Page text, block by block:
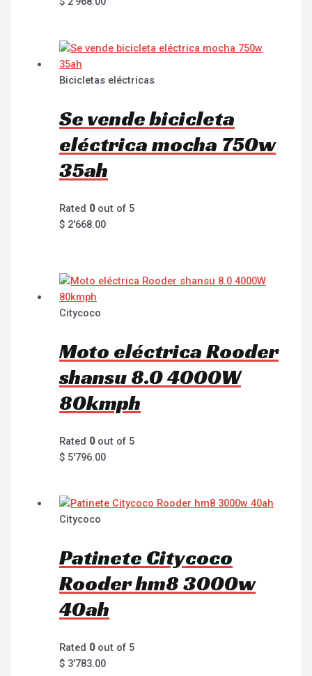
Bicicletas eléctricas
Se vende bicicleta
eléctrica mocha 750w
35ah
Rated 0out of 5
$ 2'668.00
Citycoco
Moto eléctrica Rooder
shansu 8.0 4000W
80kmph
Rated 0out of 5
$ 5'796.00
Citycoco
Patinete Citycoco
Rooder hm8 3000w
40ah
Rated 0out of 5
$ 3'783.00